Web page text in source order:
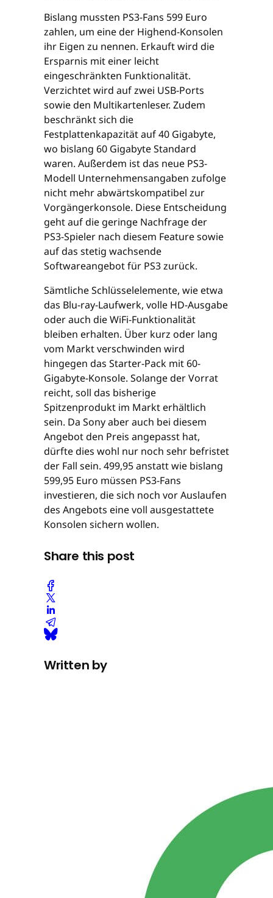
Bislang mussten PS3-Fans 599 Euro
zahlen, um eine der Highend-Konsolen
ihr Eigen zu nennen. Erkauft wird die
Ersparnis mit einer leicht
eingeschränkten Funktionalität.
Verzichtet wird auf zwei USB-Ports
sowie den Multikartenleser. Zudem
beschränkt sich die
Festplattenkapazität auf 40 Gigabyte,
wo bislang 60 Gigabyte Standard
waren. Außerdem ist das neue PS3-
Modell Unternehmensangaben zufolge
nicht mehr abwärtskompatibel zur
Vorgängerkonsole. Diese Entscheidung
geht auf die geringe Nachfrage der
PS3-Spieler nach diesem Feature sowie
auf das stetig wachsende
Softwareangebot für PS3 zurück.
Sämtliche Schlüsselelemente, wie etwa
das Blu-ray-Laufwerk, volle HD-Ausgabe
oder auch die WiFi-Funktionalität
bleiben erhalten. Über kurz oder lang
vom Markt verschwinden wird
hingegen das Starter-Pack mit 60-
Gigabyte-Konsole. Solange der Vorrat
reicht, soll das bisherige
Spitzenprodukt im Markt erhältlich
sein. Da Sony aber auch bei diesem
Angebot den Preis angepasst hat,
dürfte dies wohl nur noch sehr befristet
der Fall sein. 499,95 anstatt wie bislang
599,95 Euro müssen PS3-Fans
investieren, die sich noch vor Auslaufen
des Angebots eine voll ausgestattete
Konsolen sichern wollen.
Share this post
Written by